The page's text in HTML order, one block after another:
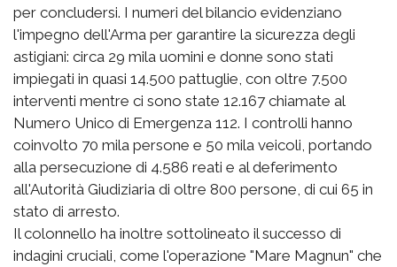
per concludersi. I numeri del bilancio evidenziano
l'impegno dell'Arma per garantire la sicurezza degli
astigiani: circa 29 mila uomini e donne sono stati
impiegati in quasi 14.500 pattuglie, con oltre 7.500
interventi mentre ci sono state 12.167 chiamate al
Numero Unico di Emergenza 112. I controlli hanno
coinvolto 70 mila persone e 50 mila veicoli, portando
alla persecuzione di 4.586 reati e al deferimento
all'Autorità Giudiziaria di oltre 800 persone, di cui 65 in
stato di arresto.
Il colonnello ha inoltre sottolineato il successo di
indagini cruciali, come l'operazione "Mare Magnun" che